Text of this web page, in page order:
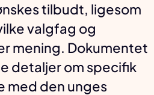
tilbudt, ligesom
valgfag og
mening. Dokumentet
detaljer om specifik
med den unges